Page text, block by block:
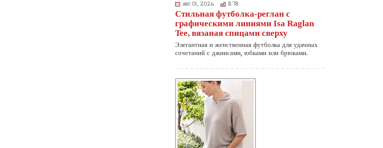
авг 01, 2026 878
Стильная футболка-реглан с
графическими линиями Isa Raglan
Tee, вязаная спицами сверху
Элегантная и женственная футболка для удачных
сочетаний с джинсами, юбками или брюками.